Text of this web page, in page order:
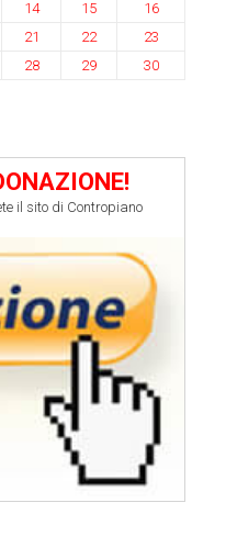
14 15
16
21 22
23
28 29 30
il sito di Contropiano